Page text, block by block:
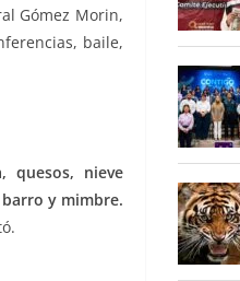
Gómez Morin,
baile,
quesos, nieve
y mimbre.